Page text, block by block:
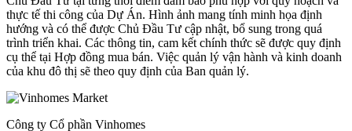
thực tế thi công của Dự Án. Hình ảnh mang tính minh họa định
hướng và có thể được Chủ Đầu Tư cập nhật, bổ sung trong quá
trình triển khai. Các thông tin, cam kết chính thức sẽ được quy định
cụ thể tại Hợp đồng mua bán. Việc quản lý vận hành và kinh doanh
của khu đô thị sẽ theo quy định của Ban quản lý.
Công ty Cổ phần Vinhomes